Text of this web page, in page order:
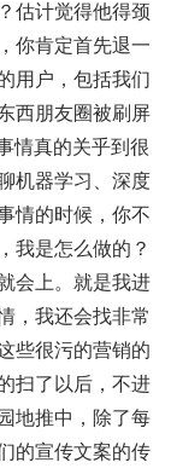
估计觉得他得颈
你肯定首先退一
用户，包括我们
西朋友圈被刷屏
情真的关乎到很
机器学习、深度
情的时候，你不
我是怎么做的？
会上。就是我进
，我还会找非常
些很污的营销的
扫了以后，不进
地推中，除了每
的宣传文案的传